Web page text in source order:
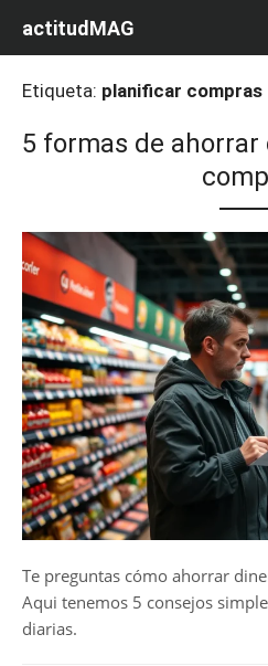
actitudMAG
Etiqueta: planificar compras
5 formas de
Te preguntas cómo ahorrar
Aqui tenemos 5 consejos
diarias.